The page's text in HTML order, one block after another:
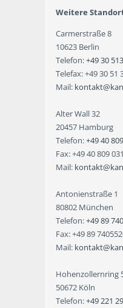
Weitere
Carmerstraße 8
10623 Berlin
Telefon:+49 30
Telefax: +49 30 51
Mail:
Alter Wall 32
20457 Hamburg
Telefon:+49 40
Fax: +49 40 809
Mail:
Antonienstraße 1
80802 München
Telefon:+49 89
Fax: +49 89
Mail:
Hohenzollernring
50672 Köln
Telefon:+49 221